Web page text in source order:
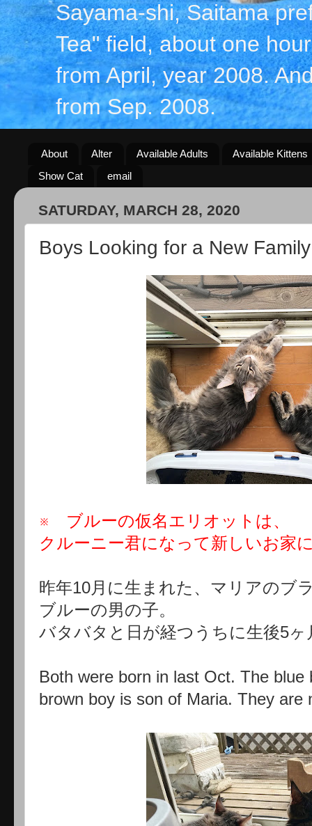
Sayama-shi, Saitama
Tea" field, about one
from April, year 2008.
from Sep. 2008.
About Alter Available Adults
Available Kittens
Show Cat
email
SATURDAY, MARCH 28, 2020
Boys Looking for a New
※ ブルーの仮名エリオットは、
クルーニー君になって新しいお家
昨年10月に生まれた、マリアのブ
ブルーの男の子。
バタバタと日が経つうちに生後5
Both were born in last Oct. The
brown boy is son of Maria. They are